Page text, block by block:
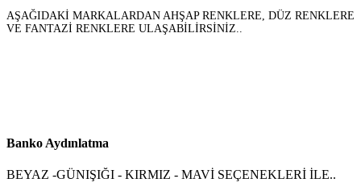
AŞAĞIDAKİ MARKALARDAN AHŞAP RENKLERE, DÜZ RENKLERE
VE FANTAZİ RENKLERE ULAŞABİLİRSİNİZ..
Banko Aydınlatma
BEYAZ -GÜNIŞIĞI - KIRMIZ - MAVİ SEÇENEKLERİ İLE..